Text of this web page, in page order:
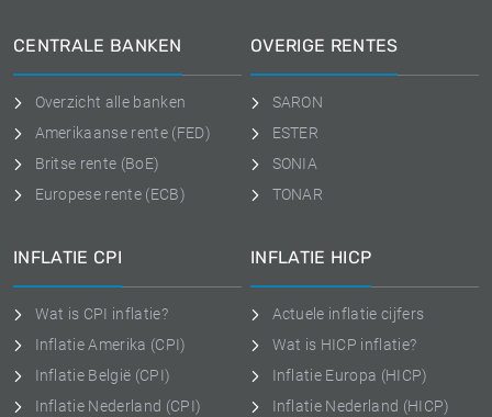
CENTRALE BANKEN
Overzicht alle banken
Amerikaanse rente (FED)
Britse rente (BoE)
Europese rente (ECB)
OVERIGE RENTES
SARON
ESTER
SONIA
TONAR
INFLATIE CPI
Wat is CPI inflatie?
Inflatie Amerika (CPI)
Inflatie België (CPI)
Inflatie Nederland (CPI)
INFLATIE HICP
Actuele inflatie cijfers
Wat is HICP inflatie?
Inflatie Europa (HICP)
Inflatie Nederland (HICP)